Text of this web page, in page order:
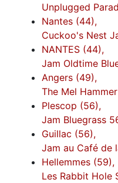
Unplugged
Nantes (44),
Cuckoo's Nest
NANTES (44),
Jam Oldtime
Angers (49),
The Mel
Plescop (56),
Jam Bluegrass
Guillac (56),
Jam au Café de
Hellemmes (59),
Les Rabbit Hole